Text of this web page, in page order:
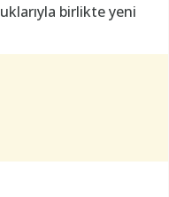
birlikte yeni